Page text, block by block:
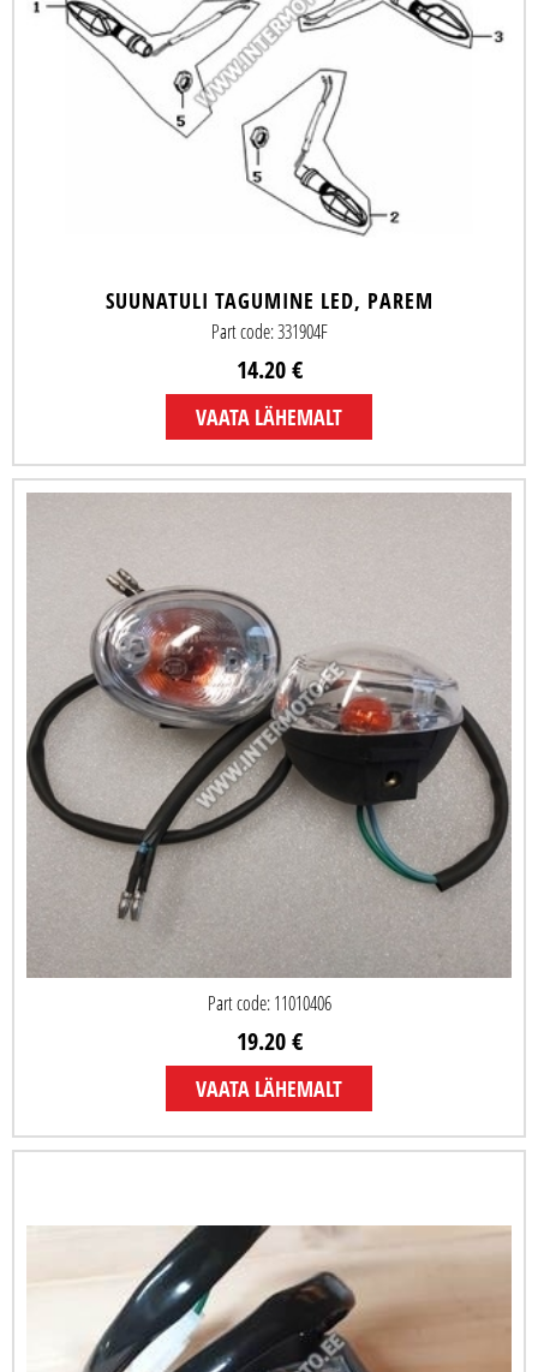
SUUNATULI TAGUMINE LED, PAREM
Part code: 331904F
14.20 €
VAATA LÄHEMALT
Part code: 11010406
19.20 €
VAATA LÄHEMALT